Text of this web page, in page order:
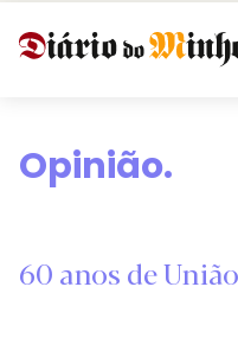
Opinião.
60 anos de